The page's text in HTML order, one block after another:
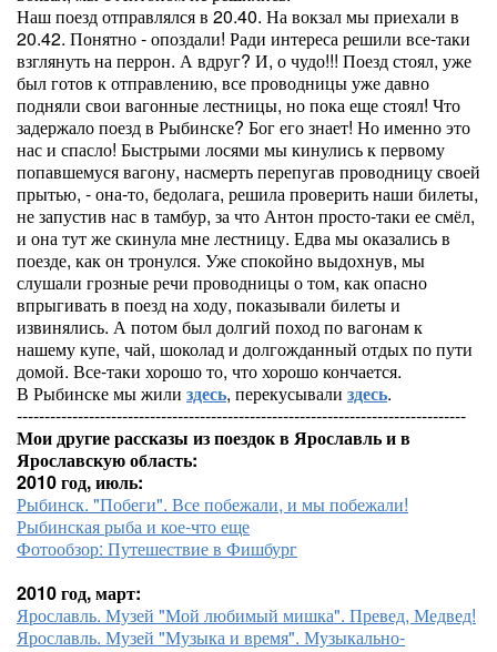
Наш поезд отправлялся в 20.40. На вокзал мы приехали в
20.42. Понятно - опоздали! Ради интереса решили все-таки
взглянуть на перрон. А вдруг? И, о чудо!!! Поезд стоял, уже
был готов к отправлению, все проводницы уже давно
подняли свои вагонные лестницы, но пока еще стоял! Что
задержало поезд в Рыбинске? Бог его знает! Но именно это
нас и спасло! Быстрыми лосями мы кинулись к первому
попавшемуся вагону, насмерть перепугав проводницу своей
прытью, - она-то, бедолага, решила проверить наши билеты,
не запустив нас в тамбур, за что Антон просто-таки ее смёл,
и она тут же скинула мне лестницу. Едва мы оказались в
поезде, как он тронулся. Уже спокойно выдохнув, мы
слушали грозные речи проводницы о том, как опасно
впрыгивать в поезд на ходу, показывали билеты и
извинялись. А потом был долгий поход по вагонам к
нашему купе, чай, шоколад и долгожданный отдых по пути
домой. Все-таки хорошо то, что хорошо кончается.
В Рыбинске мы жили здесь, перекусывали здесь.
---------------------------------------------------------------------------------
Мои другие рассказы из поездок в Ярославль и в
Ярославскую область:
2010 год, июль:
Рыбинск. "Побеги". Все побежали, и мы побежали!
Рыбинская рыба и кое-что еще
Фотообзор: Путешествие в Фишбург
2010 год, март:
Ярославль. Музей "Мой любимый мишка". Превед, Медвед!
Ярославль. Музей "Музыка и время". Музыкально-